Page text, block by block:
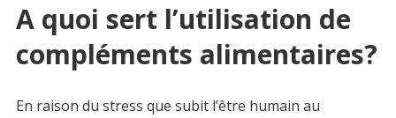
A quoi sert l’utilisation de
compléments alimentaires?
En raison du stress que subit l’être humain au